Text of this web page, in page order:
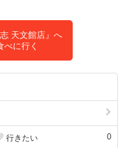
天文館店』へ
べに行く
行きたい 0